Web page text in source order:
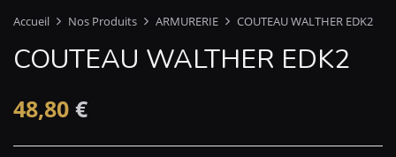
Accueil Nos Produits ARMURERIE COUTEAU WALTHER EDK2
COUTEAU WALTHER EDK2
48,80 €